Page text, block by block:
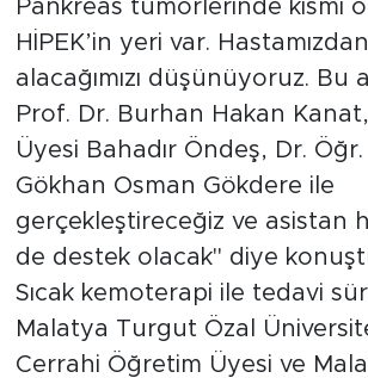
de destek olacak" diye
Sıcak kemoterapi ile tedavi
Malatya Turgut Özal
Cerrahi Öğretim Üyesi ve
Araştırma Hastanesi Genel
Uzmanı Prof. Dr. Burhan
sıcak kemoterapi
zarına yayılan tümörlerin
sıklıkla kullanıldığını belirtti.
özellikle kadınlarda
bağırsak ve mide gibi organ